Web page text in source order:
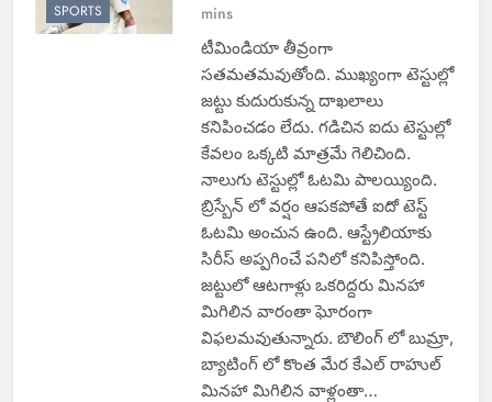
SPORTS
mins
టీమిండియా తీవ్రంగా
సతమతమవుతోంది. ముఖ్యంగా టెస్టుల్లో
జట్టు కుదురుకున్న దాఖలాలు
కనిపించడం లేదు. గడిచిన ఐదు టెస్టుల్లో
కేవలం ఒక్కటి మాత్రమే గెలిచింది.
నాలుగు టెస్టుల్లో ఓటమి పాలయ్యింది.
బ్రిస్బేన్ లో వర్షం ఆపకపోతే ఐదో టెస్ట్
ఓటమి అంచున ఉంది. ఆస్ట్రేలియాకు
సిరీస్ అప్పగించే పనిలో కనిపిస్తోంది.
జట్టులో ఆటగాళ్లు ఒకరిద్దరు మినహా
మిగిలిన వారంతా ఘోరంగా
విఫలమవుతున్నారు. బౌలింగ్ లో బుమ్రా,
బ్యాటింగ్ లో కొంత మేర కేఎల్ రాహుల్
మినహా మిగిలిన వాళ్లంతా…